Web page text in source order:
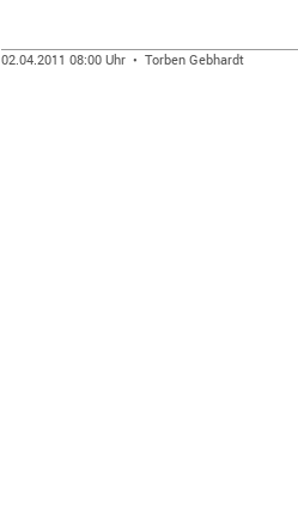
02.04.2011 08:00 Uhr • Torben Gebhardt